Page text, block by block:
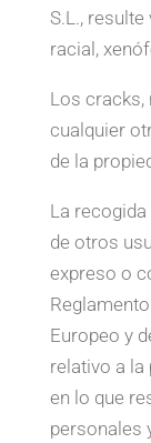
S.L.,
racial,
Los cracks,
cualquier
de la
La
de otros
expreso o
Europeo y
relativo a
en lo que
personales